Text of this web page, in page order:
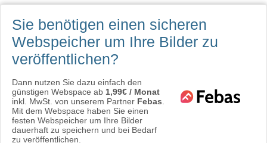
Sie benötigen einen sicheren
Webspeicher um Ihre Bilder zu
veröffentlichen?
Dann nutzen Sie dazu einfach den
günstigen Webspace ab 1,99€ / Monat
inkl. MwSt. von unserem Partner Febas
Mit dem Webspace haben Sie einen
festen Webspeicher um Ihre Bilder
dauerhaft zu speichern und bei Bedarf
zu veröffentlichen.